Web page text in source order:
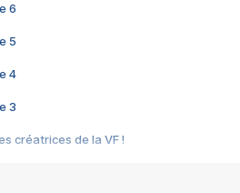
6
5
4
3
créatrices de la VF !